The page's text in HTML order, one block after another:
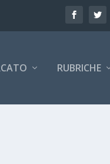
RUBRICHE